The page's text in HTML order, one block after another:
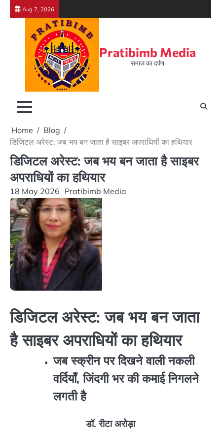
Skip
Aug 7, 2026
Pratibimb Media
समाज का दर्पण
Home
Blog
डिजिटल अरेस्ट: जब भय बन जाता है साइबर अपराधियों का हथियार
डिजिटल अरेस्ट: जब भय बन जाता है साइबर
अपराधियों का हथियार
18 May 2026 Pratibimb Media
डिजिटल अरेस्ट: जब भय बन जाता
है साइबर अपराधियों का हथियार
जब स्क्रीन पर दिखने वाली नकली
वर्दियाँ, जिंदगी भर की कमाई निगलने
लगती है
डॉ. रीटा अरोड़ा